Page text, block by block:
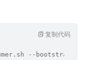
--bootstrap-
复制代码